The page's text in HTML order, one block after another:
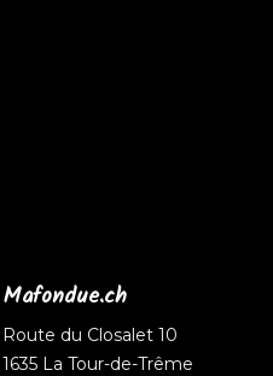
Mafondue.ch
Route du Closalet 10
1635 La Tour-de-Trême